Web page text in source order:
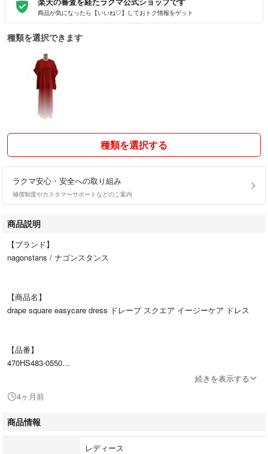
商品が気になったら【いいね♡】しておトク情報をゲット
種類を選択できます
種類を選択する
ラクマ安心・安全への取り組み
補償制度やカスタマーサポートなどのご案内
商品説明
【ブランド】
nagonstans / ナゴンスタンス
【商品名】
drape square easycare dress ドレープ スクエア イージーケア ドレス
【品番】
470HS483-0550
【カラー】
レッド
続きを表示する
4ヶ月前
商品情報
レディース